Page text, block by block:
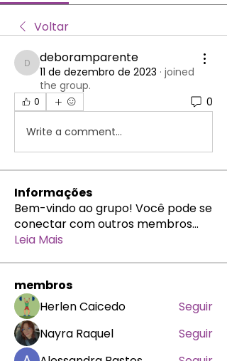
Voltar
deboramparente
deboramparente
11 de dezembro de 2023 · joined
the group.
0 0
Write a comment...
Informações
Bem-vindo ao grupo! Você pode se
conectar com outros membros...
Leia Mais
membros
Herlen Caicedo
Seguir
Nayra Raquel
Seguir